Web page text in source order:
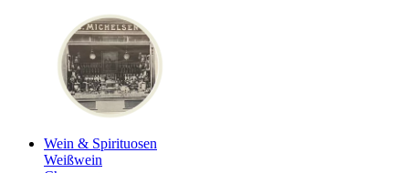
Wein & Spirituosen
Weißwein